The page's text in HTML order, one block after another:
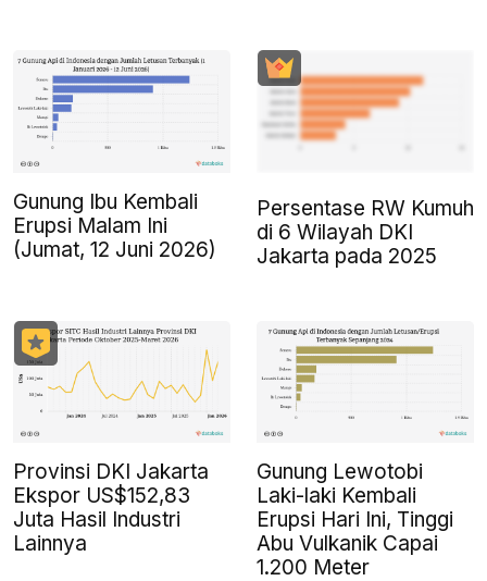
Gunung Ibu Kembali
Erupsi Malam Ini
(Jumat, 12 Juni 2026)
Persentase RW Kumuh
di 6 Wilayah DKI
Jakarta pada 2025
Provinsi DKI Jakarta
Ekspor US$152,83
Juta Hasil Industri
Lainnya
Gunung Lewotobi
Laki-laki Kembali
Erupsi Hari Ini, Tinggi
Abu Vulkanik Capai
1.200 Meter